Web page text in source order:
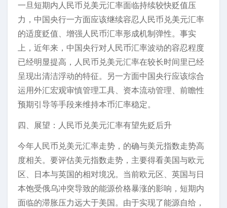
一旦短期内人民币兑美元汇率面临持续较快贬值压
力，中国央行一方面应该继续容忍人民币兑美元汇率
的适度贬值、增强人民币汇率形成机制弹性。事实
上，近年来，中国央行对人民币汇率波动的容忍程度
已经明显提高，人民币兑美元汇率在较长时间里已经
呈现出清洁浮动的特征。另一方面中国央行应该综合
运用外汇宏观审慎管理工具、资本流动管理、前瞻性
预期引导等手段来维持本币汇率稳定。
四、展望：人民币兑美元汇率有望先贬后升
今年人民币兑美元汇率走势，的确与美元指数走势高
度相关。要评估美元指数走势，主要得看美国与欧元
区、日本与英国的相对境况。当前欧元区、英国与日
本饱受俄乌冲突导致的能源价格暴涨的影响，短期内
面临的滞胀压力远大于美国。由于实现了能源自给，